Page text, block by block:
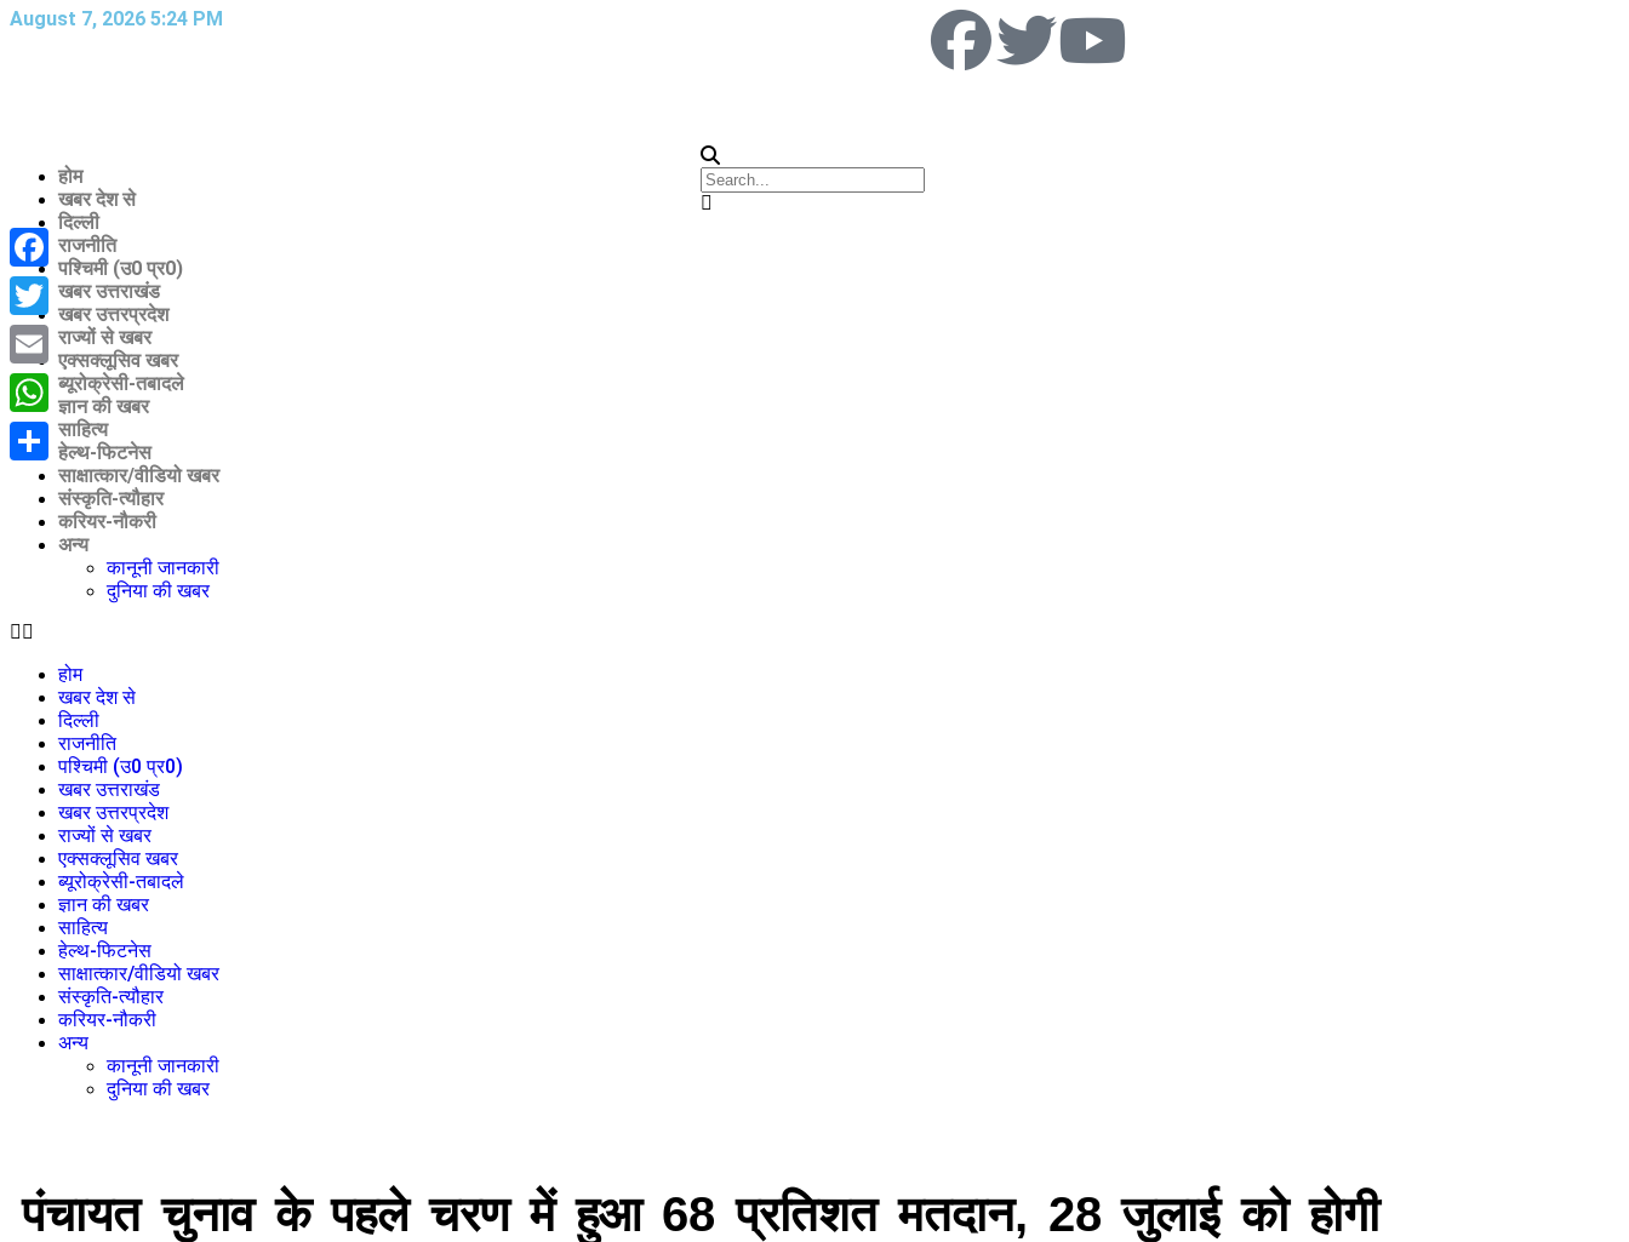
August 7, 2026 5:24 PM
होम
खबर देश से
दिल्ली
राजनीति
पश्चिमी (उ0 प्र0)
खबर उत्तराखंड
खबर उत्तरप्रदेश
राज्यों से खबर
एक्सक्लूसिव खबर
ब्यूरोक्रेसी-तबादले
ज्ञान की खबर
साहित्य
हेल्थ-फिटनेस
साक्षात्कार/वीडियो खबर
संस्कृति-त्यौहार
करियर-नौकरी
अन्य
कानूनी जानकारी
दुनिया की खबर
होम
खबर देश से
दिल्ली
राजनीति
पश्चिमी (उ0 प्र0)
खबर उत्तराखंड
खबर उत्तरप्रदेश
राज्यों से खबर
एक्सक्लूसिव खबर
ब्यूरोक्रेसी-तबादले
ज्ञान की खबर
साहित्य
हेल्थ-फिटनेस
साक्षात्कार/वीडियो खबर
संस्कृति-त्यौहार
करियर-नौकरी
अन्य
कानूनी जानकारी
दुनिया की खबर
पंचायत चुनाव के पहले चरण में हुआ 68 प्रतिशत मतदान, 28 जुलाई को होगी
Facebook
Twitter
Email
WhatsApp
Share